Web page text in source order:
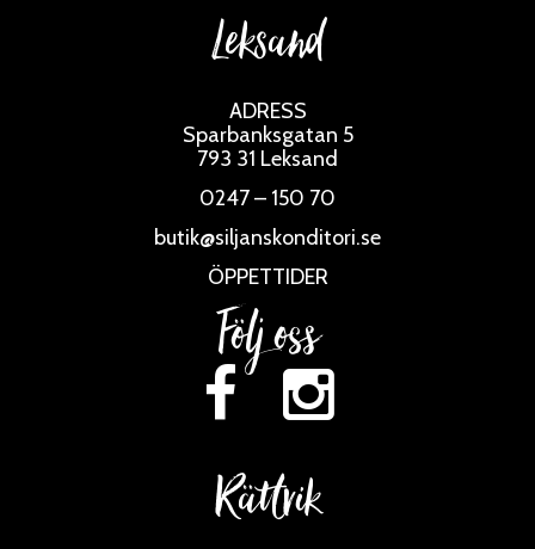
Leksand
ADRESS
Sparbanksgatan 5
793 31 Leksand
0247 – 150 70
butik@siljanskonditori.se
ÖPPETTIDER
Följ oss
Rättvik